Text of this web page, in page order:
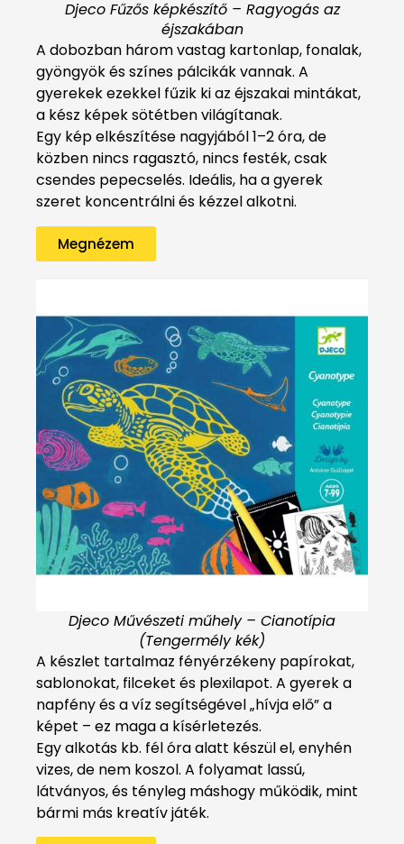
Djeco Fűzős képkészítő – Ragyogás az
éjszakában
A dobozban három vastag kartonlap, fonalak,
gyöngyök és színes pálcikák vannak. A
gyerekek ezekkel fűzik ki az éjszakai mintákat,
a kész képek sötétben világítanak.
Egy kép elkészítése nagyjából 1–2 óra, de
közben nincs ragasztó, nincs festék, csak
csendes pepecselés. Ideális, ha a gyerek
szeret koncentrálni és kézzel alkotni.
Megnézem
Djeco Művészeti műhely – Cianotípia
(Tengermély kék)
A készlet tartalmaz fényérzékeny papírokat,
sablonokat, filceket és plexilapot. A gyerek a
napfény és a víz segítségével „hívja elő” a
képet – ez maga a kísérletezés.
Egy alkotás kb. fél óra alatt készül el, enyhén
vizes, de nem koszol. A folyamat lassú,
látványos, és tényleg máshogy működik, mint
bármi más kreatív játék.